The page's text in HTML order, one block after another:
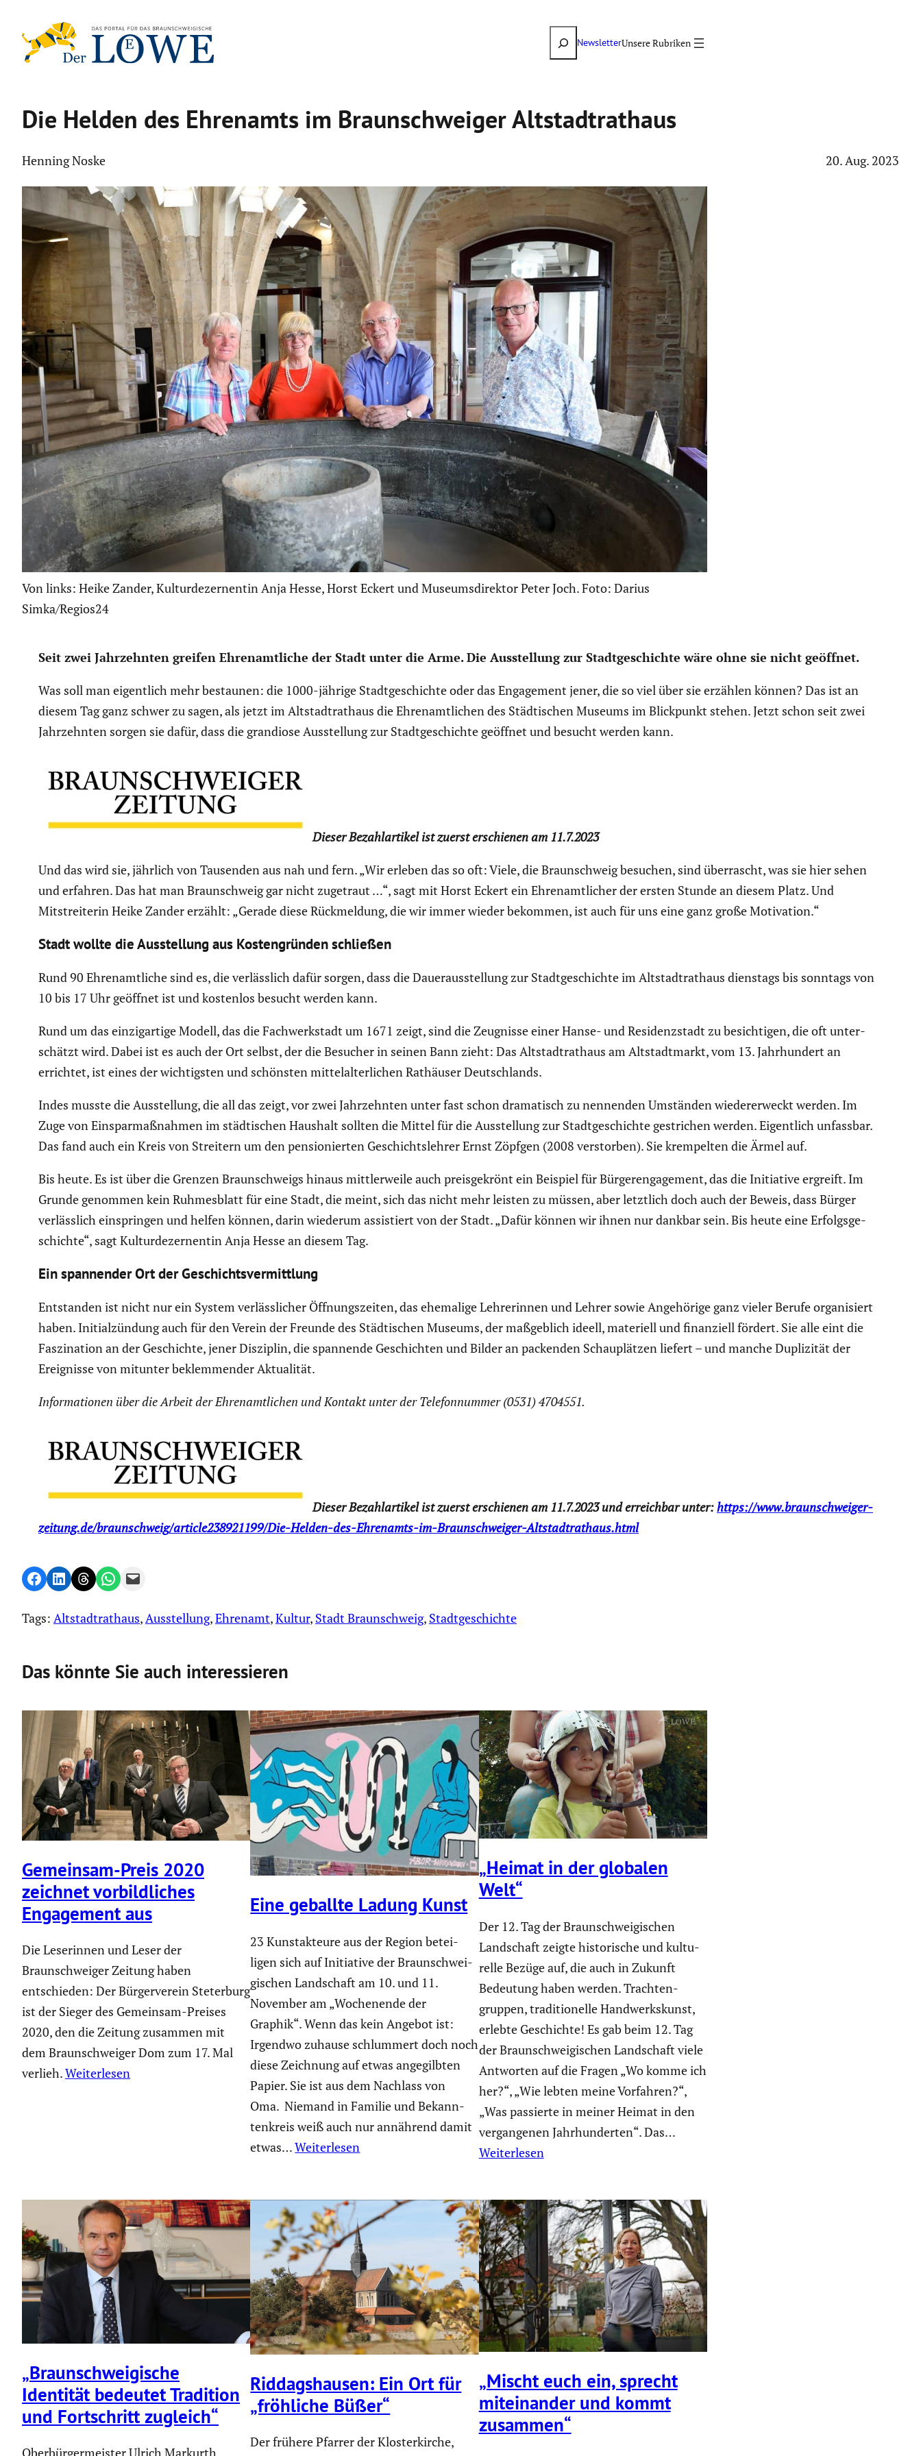
Inhalt
springen
SuchenNewsletter
Die Helden des Ehrenamts im Braun­schweiger Altstadt­rat­haus
Henning Noske 20. Aug. 2023
Von links: Heike Zander, Kulturdezernentin Anja Hesse, Horst Eckert und Museumsdirektor Peter Joch. Foto: Darius
Simka/Regios24
Seit zwei Jahrzehnten greifen Ehren­amt­liche der Stadt unter die Arme. Die Ausstel­lung zur Stadt­ge­schichte wäre ohne sie nicht geöffnet.
Was soll man eigent­lich mehr bestaunen: die 1000-jährige Stadt­ge­schichte oder das Engage­ment jener, die so viel über sie erzählen können? Das ist an
diesem Tag ganz schwer zu sagen, als jetzt im Altstadt­rat­haus die Ehren­amt­li­chen des Städti­schen Museums im Blick­punkt stehen. Jetzt schon seit zwei
Jahrzehnten sorgen sie dafür, dass die grandiose Ausstel­lung zur Stadt­ge­schichte geöffnet und besucht werden kann.
Dieser Bezahl­ar­tikel ist zuerst erschienen am 11.7.2023
Und das wird sie, jährlich von Tausenden aus nah und fern. „Wir erleben das so oft: Viele, die Braun­schweig besuchen, sind überrascht, was sie hier sehen
und erfahren. Das hat man Braun­schweig gar nicht zugetraut …“, sagt mit Horst Eckert ein Ehren­amt­li­cher der ersten Stunde an diesem Platz. Und
Mitstrei­terin Heike Zander erzählt: „Gerade diese Rückmel­dung, die wir immer wieder bekommen, ist auch für uns eine ganz große Motiva­tion.“
Stadt wollte die Ausstel­lung aus Kosten­gründen schließen
Rund 90 Ehren­amt­liche sind es, die verläss­lich dafür sorgen, dass die Dauer­aus­stel­lung zur Stadt­ge­schichte im Altstadt­rat­haus dienstags bis sonntags von
10 bis 17 Uhr geöffnet ist und kostenlos besucht werden kann.
Rund um das einzig­ar­tige Modell, das die Fachwerk­stadt um 1671 zeigt, sind die Zeugnisse einer Hanse- und Residenz­stadt zu besich­tigen, die oft unter­
schätzt wird. Dabei ist es auch der Ort selbst, der die Besucher in seinen Bann zieht: Das Altstadt­rat­haus am Altstadt­markt, vom 13. Jahrhun­dert an
errichtet, ist eines der wichtigsten und schönsten mittel­al­ter­li­chen Rathäuser Deutsch­lands.
Indes musste die Ausstel­lung, die all das zeigt, vor zwei Jahrzehnten unter fast schon drama­tisch zu nennenden Umständen wieder­erweckt werden. Im
Zuge von Einspar­maß­nahmen im städti­schen Haushalt sollten die Mittel für die Ausstel­lung zur Stadt­ge­schichte gestri­chen werden. Eigent­lich unfassbar.
Das fand auch ein Kreis von Streitern um den pensio­nierten Geschichts­lehrer Ernst Zöpfgen (2008 verstorben). Sie krempelten die Ärmel auf.
Bis heute. Es ist über die Grenzen Braun­schweigs hinaus mittler­weile auch preis­ge­krönt ein Beispiel für Bürger­en­ga­ge­ment, das die Initia­tive ergreift. Im
Grunde genommen kein Ruhmes­blatt für eine Stadt, die meint, sich das nicht mehr leisten zu müssen, aber letztlich doch auch der Beweis, dass Bürger
verläss­lich einspringen und helfen können, darin wiederum assis­tiert von der Stadt. „Dafür können wir ihnen nur dankbar sein. Bis heute eine Erfolgs­ge­
schichte“, sagt Kultur­de­zer­nentin Anja Hesse an diesem Tag.
Ein spannender Ort der Geschichts­ver­mitt­lung
Entstanden ist nicht nur ein System verläss­li­cher Öffnungs­zeiten, das ehemalige Lehre­rinnen und Lehrer sowie Angehö­rige ganz vieler Berufe organi­siert
haben. Initi­al­zün­dung auch für den Verein der Freunde des Städti­schen Museums, der maßgeb­lich ideell, materiell und finan­ziell fördert. Sie alle eint die
Faszi­na­tion an der Geschichte, jener Disziplin, die spannende Geschichten und Bilder an packenden Schau­plätzen liefert – und manche Dupli­zität der
Ereig­nisse von mitunter beklem­mender Aktua­lität.
Infor­ma­tionen über die Arbeit der Ehren­amt­li­chen und Kontakt unter der Telefon­nummer (0531) 4704551.
Dieser Bezahl­ar­tikel ist zuerst erschienen am 11.7.2023 und erreichbar unter:https://www.braunschweiger-
zeitung.de/braunschweig/article238921199/Die-Helden-des-Ehrenamts-im-Braunschweiger-Altstadtrathaus.html
Share on Facebook
Share on LinkedIn
Share on Threads
Share on WhatsApp
Email this Page
Tags: Altstadtrathaus, Ausstellung, Ehrenamt, Kultur, Stadt Braunschweig, Stadtgeschichte
Das könnte Sie auch interessieren
Gemeinsam-Preis 2020
zeichnet vorbild­li­ches
Engage­ment aus
Die Leserinnen und Leser der
Braunschweiger Zeitung haben
entschieden: Der Bürgerverein Steterburg
ist der Sieger des Gemeinsam-Preises
2020, den die Zeitung zusammen mit
dem Braunschweiger Dom zum 17. Mal
verlieh.Weiterlesen
Eine geballte Ladung Kunst
23 Kunst­ak­teure aus der Region betei­
ligen sich auf Initia­tive der Braun­schwei­
gi­schen Landschaft am 10. und 11.
November am „Wochen­ende der
Graphik“. Wenn das kein Angebot ist:
Irgendwo zuhause schlum­mert doch noch
diese Zeichnung auf etwas angegilbten
Papier. Sie ist aus dem Nachlass von
Oma. Niemand in Familie und Bekann­
ten­kreis weiß auch nur annährend damit
etwas…Weiterlesen
„Heimat in der globalen
Welt“
Der 12. Tag der Braun­schwei­gi­schen
Landschaft zeigte histo­ri­sche und kultu­
relle Bezüge auf, die auch in Zukunft
Bedeutung haben werden. Trach­ten­
gruppen, tradi­tio­nelle Handwerks­kunst,
erlebte Geschichte! Es gab beim 12. Tag
der Braun­schwei­gi­schen Landschaft viele
Antworten auf die Fragen „Wo komme ich
her?“, „Wie lebten meine Vorfahren?“,
„Was passierte in meiner Heimat in den
vergan­genen Jahrhun­derten“. Das…
Weiterlesen
„Braun­schwei­gi­sche
Identität bedeutet Tradition
und Fortschritt zugleich“
Oberbür­ger­meister Ulrich Markurth
Riddags­hausen: Ein Ort für
„fröhliche Büßer“
Der frühere Pfarrer der Klosterkirche,
„Mischt euch ein, sprecht
mitein­ander und kommt
zusammen“